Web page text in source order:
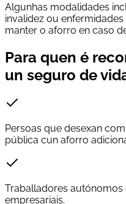
Algunhas modalidades
invalidez ou
manter o aforro en caso
Para quen é
un seguro de
Persoas que desexan
pública cun aforro
Traballadores autónomos
empresariais.